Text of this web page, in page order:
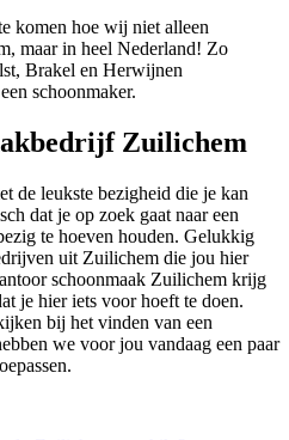
komen hoe wij niet alleen
maar in heel Nederland! Zo
Brakel en Herwijnen
schoonmaker.
Zuilichem
de leukste bezigheid die je kan
dat je op zoek gaat naar een
te hoeven houden. Gelukkig
uit Zuilichem die jou hier
schoonmaak Zuilichem krijg
je hier iets voor hoeft te doen.
bij het vinden van een
we voor jou vandaag een paar